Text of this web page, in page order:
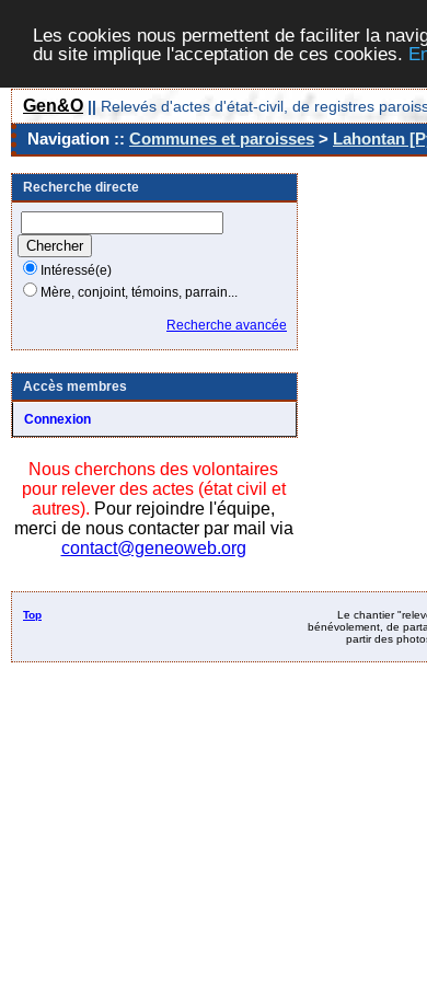
Les cookies nous permettent de faciliter la
du site implique l'acceptation de ces cookies.
Gen&O || Relevés d'actes d'état-civil, de registres
Navigation :: Communes et paroisses > Lahontan
Recherche directe
Intéressé(e)
Mère, conjoint, témoins, parrain...
Recherche avancée
Accès membres
Connexion
Nous cherchons des volontaires
pour relever des actes (état civil et
autres). Pour rejoindre l'équipe,
merci de nous contacter par mail via
contact@geneoweb.org
Top
Le chantier
bénévolement, de
partir des